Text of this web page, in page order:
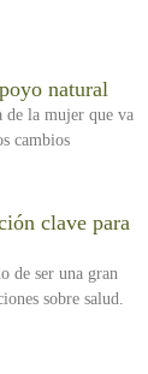
natural
de la mujer que va
cambios
clave para
de ser una gran
sobre salud.